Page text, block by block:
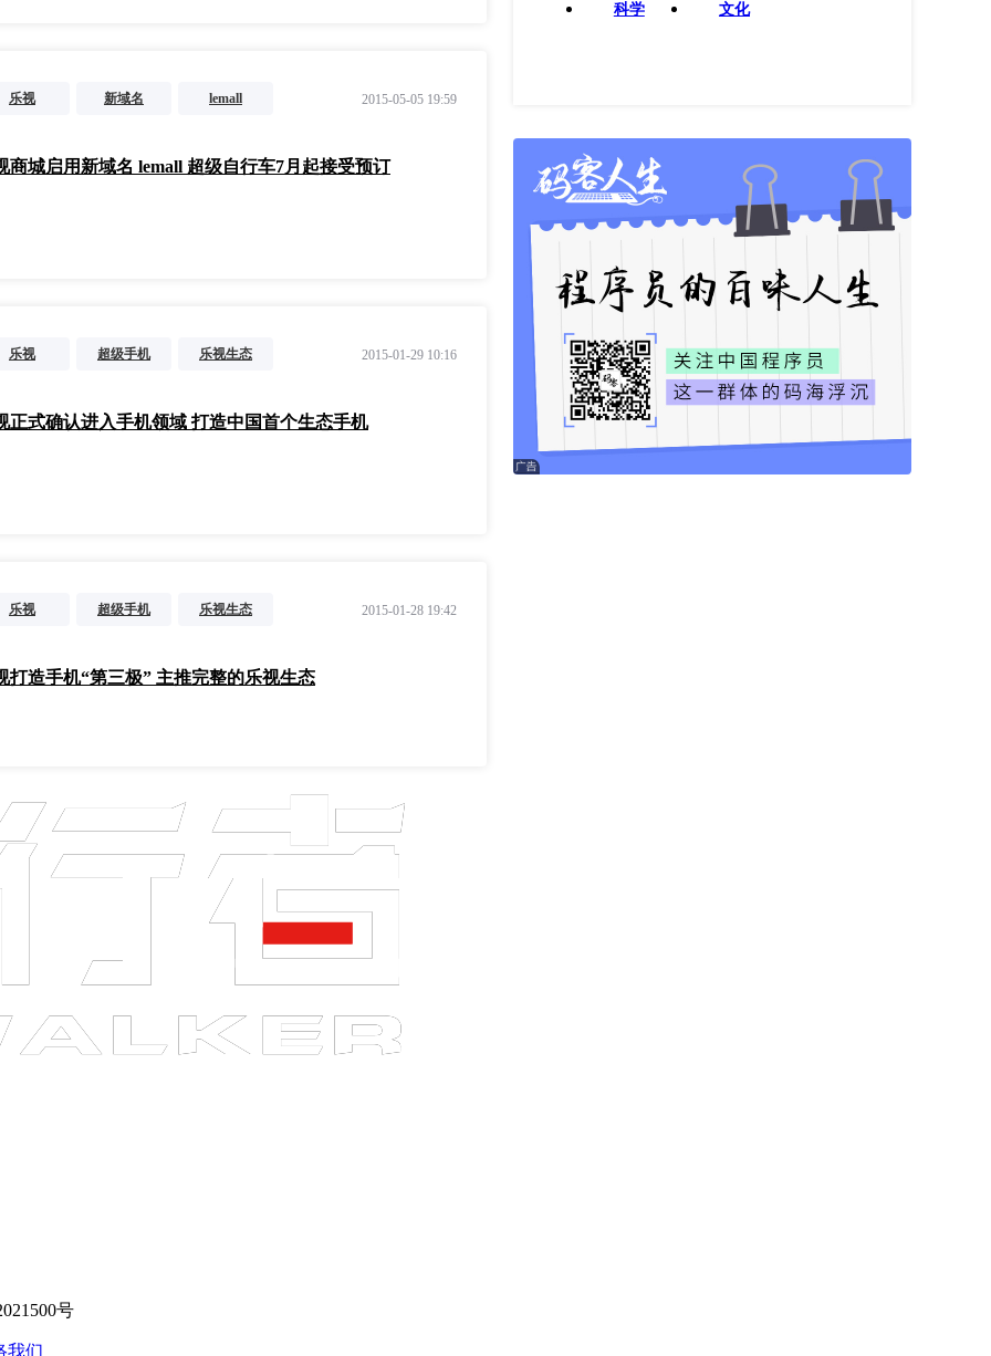
乐视 新域名 lemall 2015-05-05 19:59
乐视商城启用新域名 lemall 超级自行车7月起接受预订
乐视 超级手机 乐视生态 2015-01-29 10:16
正式确认进入手机领域 打造中国首个生态手机
乐视 超级手机 乐视生态 2015-01-28 19:42
打造手机“第三极” 主推完整的乐视生态
科学 文化
号
我们